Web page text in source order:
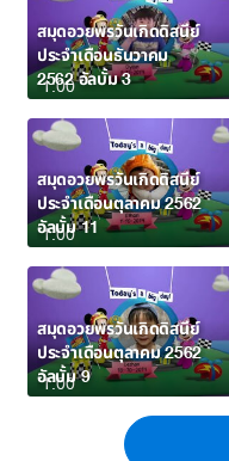
1:00
สมุดอวยพรวันเกิดดิสนีย์
ประจำเดือนธันวาคม
2562 อัลบั้ม 3
1:00
สมุดอวยพรวันเกิดดิสนีย์
ประจำเดือนตุลาคม 2562
อัลบั้ม 11
1:00
สมุดอวยพรวันเกิดดิสนีย์
ประจำเดือนตุลาคม 2562
อัลบั้ม 9